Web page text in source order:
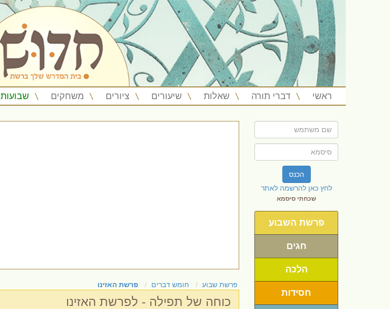
ראשי דברי תורה שאלות שיעורים ציורים משחקים שבועות
הכנס
לחץ כאן להרשמה לאתר
שכחתי סיסמא
פרשת השבוע
חגים
הלכה
חסידות
פרשת שבוע חומש דברים פרשת האזינו
כוחה של תפילה - לפרשת האזינו